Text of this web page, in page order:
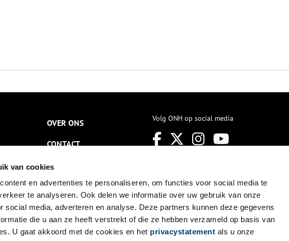
van cookies
en advertenties te personaliseren, om functies voor social media te
te analyseren. Ook delen we informatie over uw gebruik van onze
social media, adverteren en analyse. Deze partners kunnen deze gegevens
die u aan ze heeft verstrekt of die ze hebben verzameld op basis van
U gaat akkoord met de cookies en het privacystatement als u onze
OVER ONS
CONTACT
NIEUWSBRIEF
DISCLAIMER
PRIVACY
TOEGANKELIJKHEID
Volg ONH op social media